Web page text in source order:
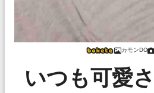
カモンDO
いつも可愛